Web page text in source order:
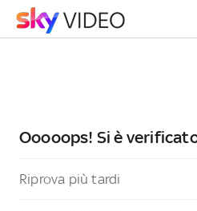
Ooooops! Si è
Riprova più tardi